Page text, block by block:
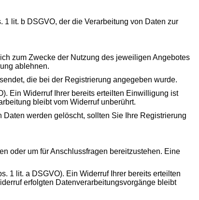
lit. b DSGVO, der die Verarbeitung von Daten zur
zum Zwecke der Nutzung des jeweiligen Angebotes
ablehnen.
die bei der Registrierung angegeben wurde.
Ein Widerruf Ihrer bereits erteilten Einwilligung ist
bleibt vom Widerruf unberührt.
werden gelöscht, sollten Sie Ihre Registrierung
oder um für Anschlussfragen bereitzustehen. Eine
1 lit. a DSGVO). Ein Widerruf Ihrer bereits erteilten
erfolgten Datenverarbeitungsvorgänge bleibt